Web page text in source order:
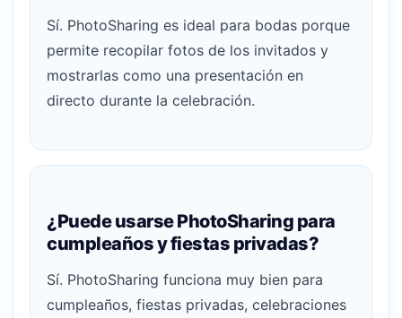
Sí. PhotoSharing es ideal para bodas porque
permite recopilar fotos de los invitados y
mostrarlas como una presentación en
directo durante la celebración.
¿Puede usarse PhotoSharing para
cumpleaños y fiestas privadas?
Sí. PhotoSharing funciona muy bien para
cumpleaños, fiestas privadas, celebraciones